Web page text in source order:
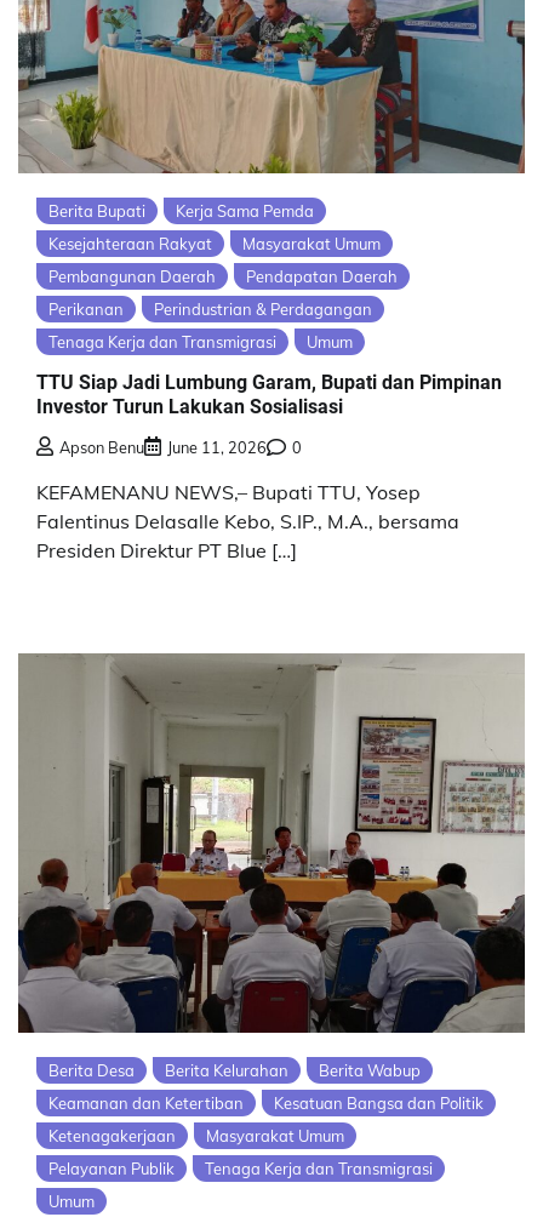
Berita Bupati
Kerja Sama Pemda
Kesejahteraan Rakyat
Masyarakat Umum
Pembangunan Daerah
Pendapatan Daerah
Perikanan
Perindustrian & Perdagangan
Tenaga Kerja dan Transmigrasi
Umum
TTU Siap Jadi Lumbung Garam, Bupati dan Pimpinan
Investor Turun Lakukan Sosialisasi
Apson Benu June 11, 2026 0
KEFAMENANU NEWS,– Bupati TTU, Yosep
Falentinus Delasalle Kebo, S.IP., M.A., bersama
Presiden Direktur PT Blue […]
Berita Desa Berita Kelurahan
Berita Wabup
Keamanan dan Ketertiban
Kesatuan Bangsa dan Politik
Ketenagakerjaan
Masyarakat Umum
Pelayanan Publik
Tenaga Kerja dan Transmigrasi
Umum